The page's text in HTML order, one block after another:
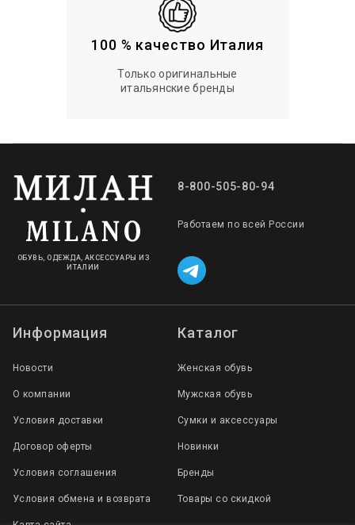
100 % качество Италия
Только оригинальные
итальянские бренды
ОБУВЬ, ОДЕЖДА, АКСЕССУАРЫ ИЗ
ИТАЛИИ
8-800-505-80-94
Работаем по всей России
Информация
Новости
О компании
Условия доставки
Договор оферты
Условия соглашения
Условия обмена и возврата
Каталог
Женская обувь
Мужская обувь
Сумки и аксессуары
Новинки
Бренды
Товары со скидкой